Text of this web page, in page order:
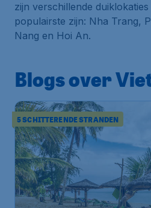
zijn verschillende
populairste zijn: Nha Trang,
Nang en Hoi An.
Blogs over
5 SCHITTERENDE STRANDEN